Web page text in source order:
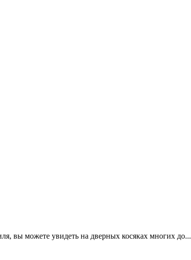
вы можете увидеть на дверных косяках многих до...